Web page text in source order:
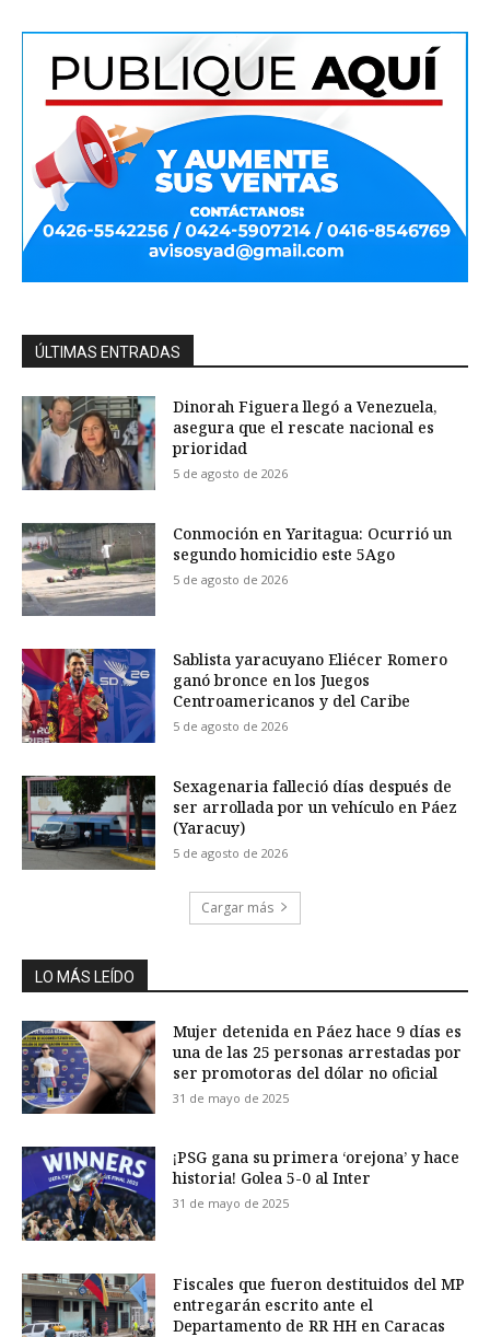
ÚLTIMAS ENTRADAS
Dinorah Figuera llegó a Venezuela,
asegura que el rescate nacional es
prioridad
5 de agosto de 2026
Conmoción en Yaritagua: Ocurrió un
segundo homicidio este 5Ago
5 de agosto de 2026
Sablista yaracuyano Eliécer Romero
ganó bronce en los Juegos
Centroamericanos y del Caribe
5 de agosto de 2026
Sexagenaria falleció días después de
ser arrollada por un vehículo en Páez
(Yaracuy)
5 de agosto de 2026
Cargar más
LO MÁS LEÍDO
Mujer detenida en Páez hace 9 días es
una de las 25 personas arrestadas por
ser promotoras del dólar no oficial
31 de mayo de 2025
¡PSG gana su primera ‘orejona’ y hace
historia! Golea 5-0 al Inter
31 de mayo de 2025
Fiscales que fueron destituidos del MP
entregarán escrito ante el
Departamento de RR HH en Caracas